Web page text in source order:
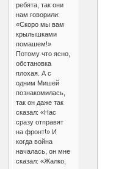
ребята, так они
нам говорили:
«Скоро мы вам
крылышками
помашем!»
Потому что ясно,
обстановка
плохая. А с
одним Мишей
познакомилась,
так он даже так
сказал: «Нас
сразу отправят
на фронт!» И
когда война
началась, он мне
сказал: «Жалко,